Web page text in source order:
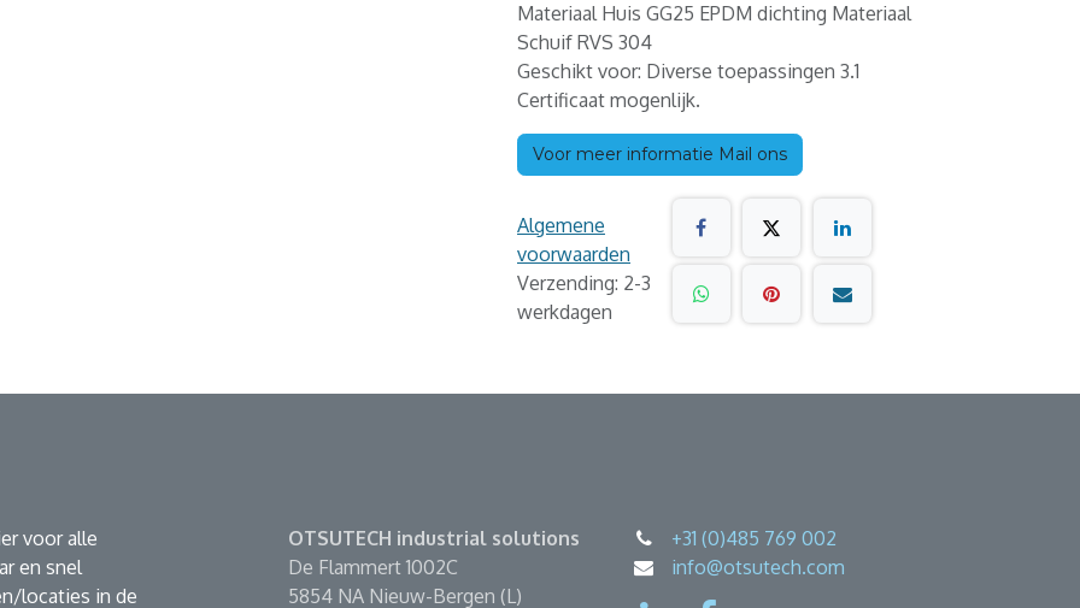
Materiaal Huis GG25 EPDM dichting Materiaal
Schuif RVS 304
Geschikt voor: Diverse toepassingen 3.1
Certificaat mogenlijk.
Voor meer informatie Mail ons
Algemene
voorwaarden
Verzending: 2-3
werkdagen
voor alle
en snel
locaties in de
OTSUTECH industrial solutions
De Flammert 1002C
5854 NA Nieuw-Bergen (L)
+31 (0)485 769 002
info@otsutech.com